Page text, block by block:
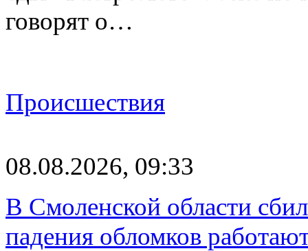
говорят о…
Происшествия
08.08.2026, 09:33
В Смоленской области
падения обломков